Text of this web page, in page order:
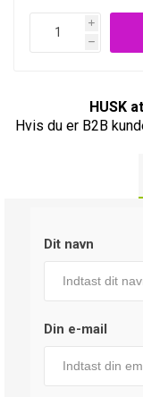
i
h
HUSK
Hvis du er B2B
Dit navn
Din e-mail